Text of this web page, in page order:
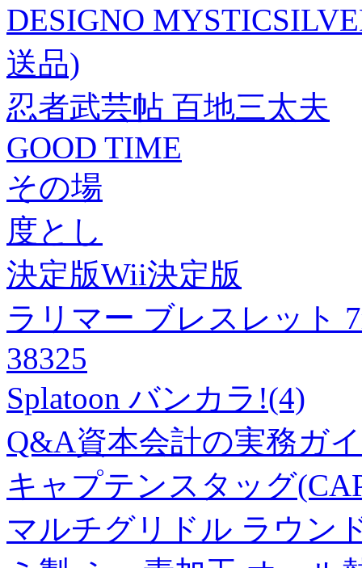
DESIGNO
送品)
忍者武芸帖 百地三太夫
GOOD TIME
その場
度とし
決定版Wii決定版
ラリマー ブレスレット
38325
Splatoon バンカラ!(4)
Q&A資本会計の実務ガ
キャプテンスタッグ
マルチグリドル ラウン